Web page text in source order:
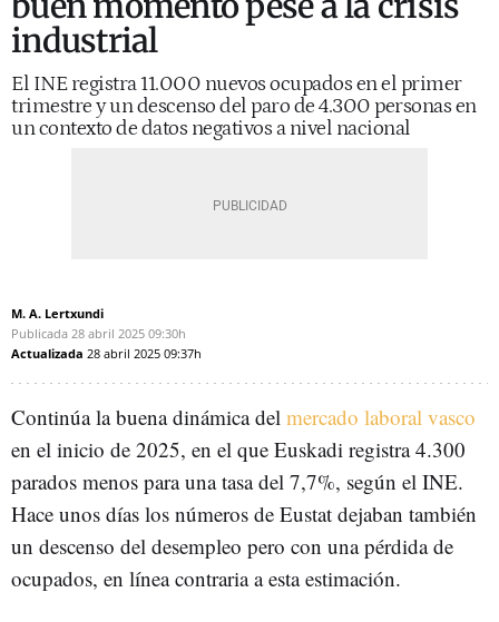
industrial
El INE registra 11.000 nuevos ocupados en el primer
trimestre y un descenso del paro de 4.300 personas en
un contexto de datos negativos a nivel nacional
M. A. Lertxundi
Publicada 28 abril 2025 09:30h
Actualizada 28 abril 2025 09:37h
Continúa la buena dinámica del mercado laboral vasco
en el inicio de 2025, en el que Euskadi registra 4.300
parados menos para una tasa del 7,7%, según el INE.
Hace unos días los números de Eustat dejaban también
un descenso del desempleo pero con una pérdida de
ocupados, en línea contraria a esta estimación.